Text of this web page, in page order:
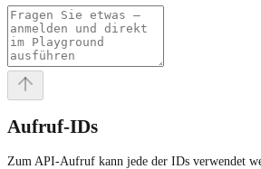
Aufruf-IDs
Zum API-Aufruf kann jede der IDs verwendet